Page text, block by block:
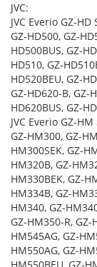
JVC:
JVC Everio GZ-HD
GZ-HD500, GZ-
HD500BUS, GZ-
HD510, GZ-
HD520BEU, GZ-
GZ-HD620-B, GZ-
HD620BUS, GZ-
JVC Everio GZ-
GZ-HM300, GZ-
HM300SEK, GZ-
HM320B, GZ-
HM330BEK, GZ-
HM334B, GZ-
HM340, GZ-
GZ-HM350-R, GZ-
HM545AG, GZ-
HM550AG, GZ-